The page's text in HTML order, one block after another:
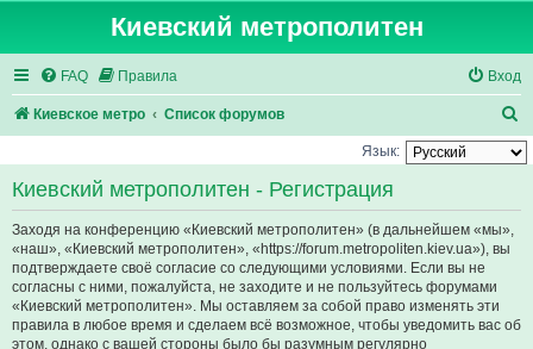
Киевский метрополитен
FAQ Правила Вход
Киевское метро Список форумов
о
с
Язык:
Киевский метрополитен - Регистрация
Заходя на конференцию «Киевский метрополитен» (в дальнейшем «мы»,
«наш», «Киевский метрополитен», «https://forum.metropoliten.kiev.ua»), вы
подтверждаете своё согласие со следующими условиями. Если вы не
согласны с ними, пожалуйста, не заходите и не пользуйтесь форумами
«Киевский метрополитен». Мы оставляем за собой право изменять эти
правила в любое время и сделаем всё возможное, чтобы уведомить вас об
этом, однако с вашей стороны было бы разумным регулярно